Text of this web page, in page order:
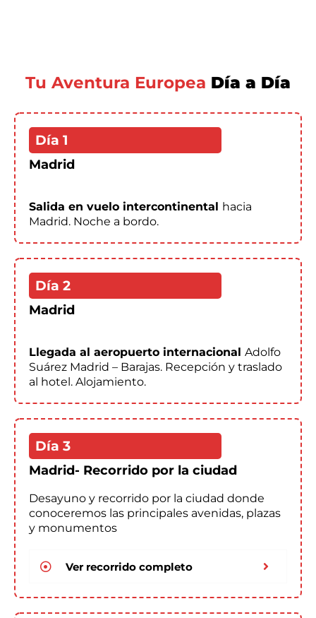
Tu Aventura Europea Día a Día
Día 1
Madrid
Salida en vuelo intercontinental hacia
Madrid. Noche a bordo.
Día 2
Madrid
Llegada al aeropuerto internacional Adolfo
Suárez Madrid – Barajas. Recepción y traslado
al hotel. Alojamiento.
Día 3
Madrid- Recorrido por la ciudad
Desayuno y recorrido por la ciudad donde
conoceremos las principales avenidas, plazas
y monumentos
Ver recorrido completo